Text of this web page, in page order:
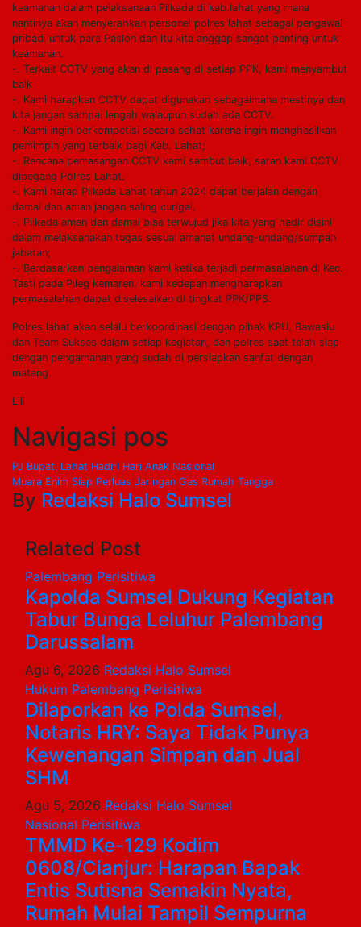
keamanan dalam pelaksanaan Pilkada di kab.lahat yang mana
nantinya akan menyerahkan personel polres lahat sebagai pengawal
pribadi untuk para Paslon dan itu kita anggap sangat penting untuk
keamanan.
-. Terkait CCTV yang akan di pasang di setiap PPK, kami menyambut
baik
-. Kami harapkan CCTV dapat digunakan sebagaimana mestinya dan
kita jangan sampai lengah walaupun sudah ada CCTV.
-. Kami ingin berkompetisi secara sehat karena ingin menghasilkan
pemimpin yang terbaik bagi Kab. Lahat;
-. Rencana pemasangan CCTV kami sambut baik, saran kami CCTV
dipegang Polres Lahat.
-. Kami harap Pilkada Lahat tahun 2024 dapat berjalan dengan
damai dan aman jangan saling curigai.
-. Pilkada aman dan damai bisa terwujud jika kita yang hadir disini
dalam melaksanakan tugas sesuai amanat undang-undang/sumpah
jabatan;
-. Berdasarkan pengalaman kami ketika terjadi permasalahan di Kec.
Tasti pada Pileg kemaren, kami kedepan mengharapkan
permasalahan dapat diselesaikan di tingkat PPK/PPS.
Polres lahat akan selalu berkoordinasi dengan pihak KPU, Bawaslu
dan Team Sukses dalam setiap kegiatan, dan polres saat telah siap
dengan pengamanan yang sudah di persiapkan sanfat dengan
matang.
Lili
Navigasi pos
PJ Bupati Lahat Hadiri Hari Anak Nasional
Muara Enim Siap Perluas Jaringan Gas Rumah Tangga
By Redaksi Halo Sumsel
Related Post
Palembang Perisitiwa
Kapolda Sumsel Dukung Kegiatan
Tabur Bunga Leluhur Palembang
Darussalam
Agu 6, 2026 Redaksi Halo Sumsel
Hukum Palembang Perisitiwa
Dilaporkan ke Polda Sumsel,
Notaris HRY: Saya Tidak Punya
Kewenangan Simpan dan Jual
SHM
Agu 5, 2026 Redaksi Halo Sumsel
Nasional Perisitiwa
TMMD Ke-129 Kodim
0608/Cianjur: Harapan Bapak
Entis Sutisna Semakin Nyata,
Rumah Mulai Tampil Sempurna